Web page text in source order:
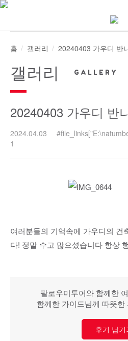
Skip
홈 갤러리 20240403 가우디 반
갤러리
20240403 가우디 반
2024.04.03
1
여러분들의 기억속에 가우디의 건
다! 정말 수고 많으셨습니다 항상
팔로우미투어와 함께한
함께한 가이드님께 따뜻
후기 남기